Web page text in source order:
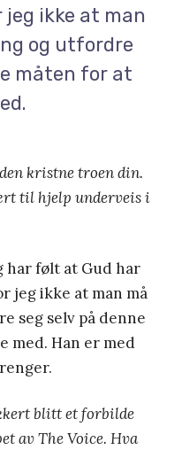
jeg ikke at man
og utfordre
måten for at
kristne troen din.
til hjelp underveis i
har følt at Gud har
jeg ikke at man må
seg selv på denne
med. Han er med
blitt et forbilde
av The Voice. Hva